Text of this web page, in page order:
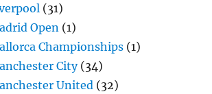
(31)
Open (1)
Championships (1)
City(34)
United (32)